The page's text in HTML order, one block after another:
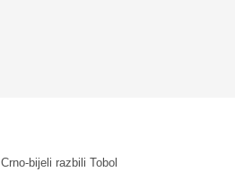
Crno-bijeli razbili Tobol